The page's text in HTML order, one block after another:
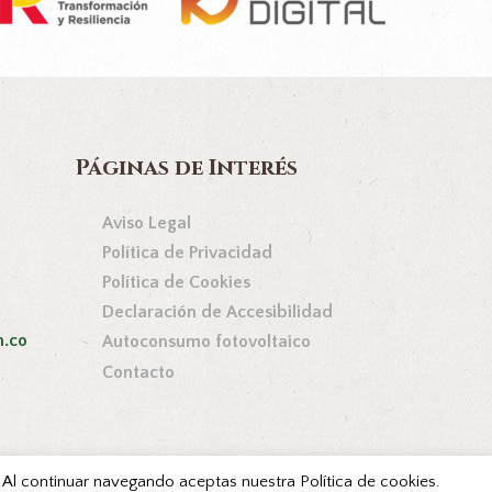
Páginas de Interés
Aviso Legal
Política de Privacidad
Política de Cookies
Declaración de Accesibilidad
Autoconsumo fotovoltaico
Contacto
continuar navegando aceptas nuestra Política de cookies.